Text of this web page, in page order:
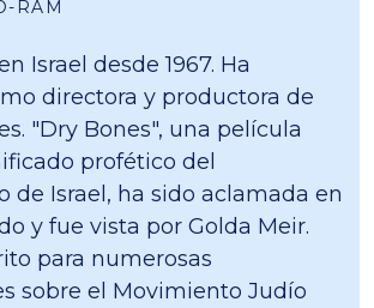
RAM
Israel desde 1967. Ha
directora y productora de
"Dry Bones", una película
profético del
de Israel, ha sido aclamada en
y fue vista por Golda Meir.
para numerosas
sobre el Movimiento Judío